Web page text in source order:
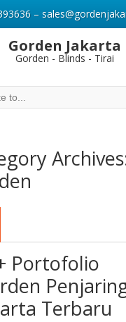
Gorden Jakarta
Gorden - Blinds - Tirai
Portofolio
Terbaru
–